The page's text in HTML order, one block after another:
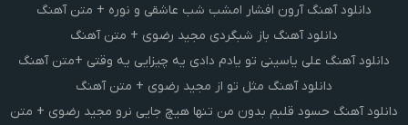
دانلود آهنگ آرون افشار امشب شب عاشقی و نوره + متن آهنگ
دانلود آهنگ باز شبگردی مجید رضوی + متن آهنگ
دانلود آهنگ علی یاسینی تو یادم دادی یه چیزایی یه وقتی +متن آهنگ
دانلود آهنگ مثل تو از مجید رضوی + متن آهنگ
دانلود آهنگ حسود قلبم بدون من تنها هیچ جایی نرو مجید رضوی + متن